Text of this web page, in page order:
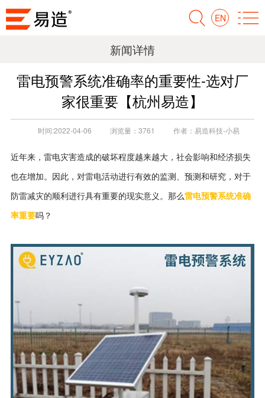
EN
新闻详情
雷电预警系统准确率的重要性-选对厂
家很重要【杭州易造】
时间:2022-04-06 浏览量： 3761 作者： 易造科技-小易
近年来，雷电灾害造成的破坏程度越来越大，社会影响和经济损失
也在增加。因此，对雷电活动进行有效的监测、预测和研究，对于
防雷减灾的顺利进行具有重要的现实意义。那么雷电预警系统准确
率重要吗？